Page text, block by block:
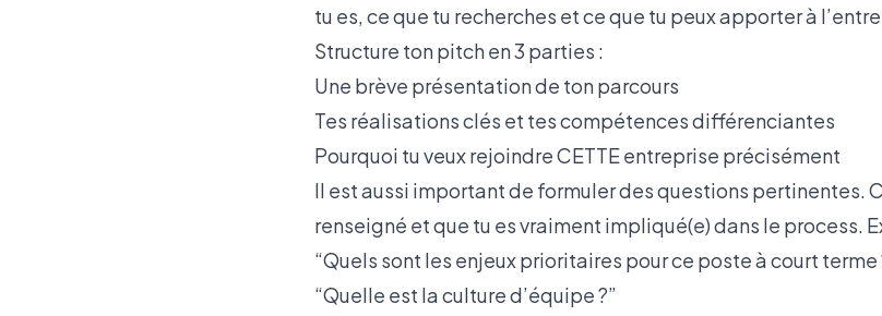
tu es, ce que tu recherches et ce que tu peux apporter à
Structure ton pitch en 3 parties :
Une brève présentation de ton parcours
Tes réalisations clés et tes compétences différenciantes
Pourquoi tu veux rejoindre CETTE entreprise précisément
Il est aussi important de formuler des questions pertinentes.
renseigné et que tu es vraiment impliqué(e) dans le process.
“Quels sont les enjeux prioritaires pour ce poste à court terme
“Quelle est la culture d’équipe ?”